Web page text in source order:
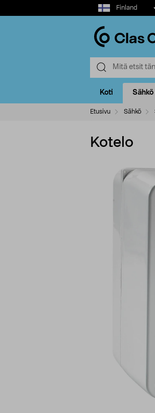
Select
market
Finland
Koti Sähkö
Etusivu Sähkö
Kotelo